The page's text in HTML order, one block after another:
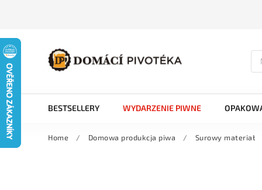
BESTSELLERY WYDARZENIE PIWNE
Home / Domowa produkcja piwa / Surowy materiał